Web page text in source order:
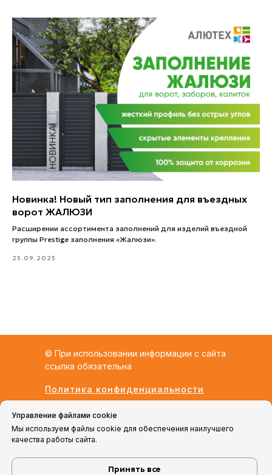
Новинка! Новый тип заполнения для въездных
ворот ЖАЛЮЗИ
Расширении ассортимента заполнений для изделий въездной
группы Prestige заполнения «Жалюзи».
25.09.2025
© При использовании информации с сайта
ссылка обязательна
Политика конфиденциальности
ООО «АВС-СТРОЙ»
ИНН: 7816712654
ОГРН: 1207800169653
г. Барнаул, Павловский тракт, 221
Управление файлами cookie
Мы используем файлы cookie для обеспечения наилучшего
качества работы сайта.
Принять все